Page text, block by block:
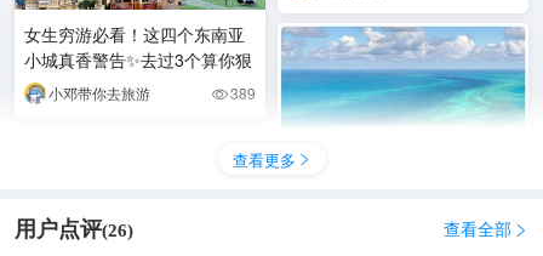
女生穷游必看！这四个东南亚
小城真香警告✨去过3个算你狠
小邓带你去旅游 389
查看更多 
用户点评(26) 查看全部 